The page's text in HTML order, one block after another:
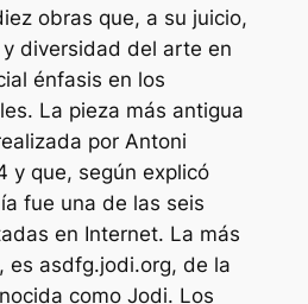
obras que, a su juicio,
diversidad del arte en
énfasis en los
La pieza más antigua
por Antoni
y que, según explicó
fue una de las seis
en Internet. La más
es asdfg.jodi.org, de la
como Jodi. Los